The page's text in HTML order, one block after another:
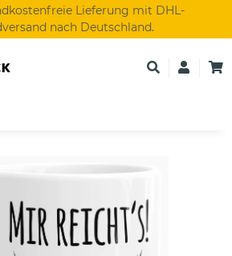
Lieferung mit DHL-
nach Deutschland.